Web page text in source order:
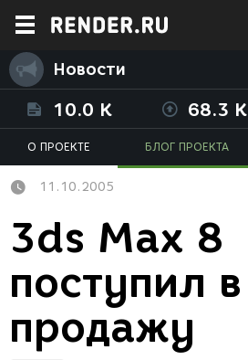
Новости
10.0 K 68.3 K
О ПРОЕКТЕ БЛОГ ПРОЕКТА
11.10.2005
3ds Max 8
поступил в
продажу